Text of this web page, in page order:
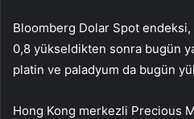
Bloomberg Dolar Spot
0,8 yükseldikten sonra bugün
platin ve paladyum da bugün
Hong Kong merkezli Precious